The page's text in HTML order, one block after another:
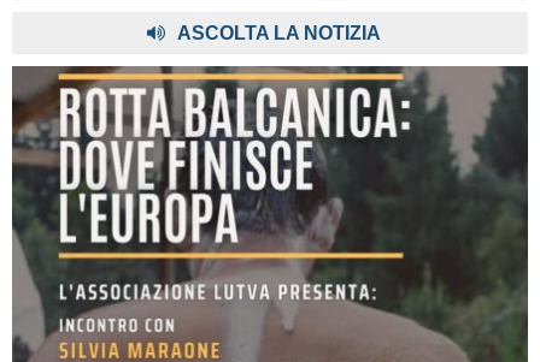
ASCOLTA LA NOTIZIA